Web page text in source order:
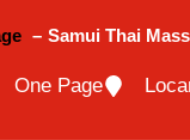
Samui Thai
One Page